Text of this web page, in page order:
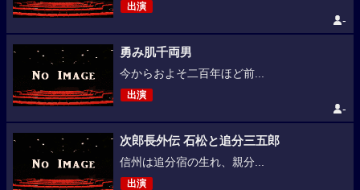
出演
-
勇み肌千両男
今からおよそ二百年ほど前...
出演
-
次郎長外伝 石松と追分三五郎
信州は追分宿の生れ、親分...
出演